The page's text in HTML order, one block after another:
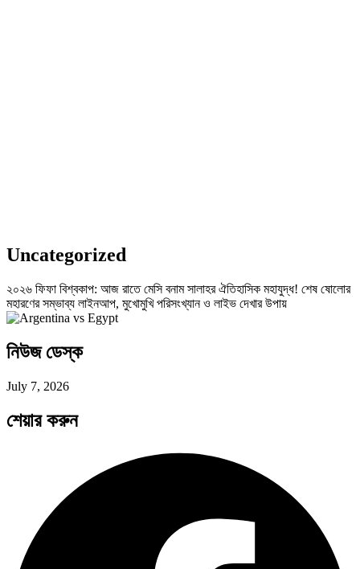
Uncategorized
২০২৬ ফিফা বিশ্বকাপ: আজ রাতে মেসি বনাম সালাহর ঐতিহাসিক মহাযুদ্ধ! শেষ ষোলোর
মহারণের সম্ভাব্য লাইনআপ, মুখোমুখি পরিসংখ্যান ও লাইভ দেখার উপায়
নিউজ ডেস্ক
July 7, 2026
শেয়ার করুন